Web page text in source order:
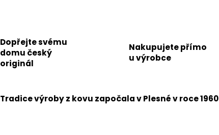
Dopřejte svému
domu český
originál
Nakupujete přímo
u výrobce
Tradice výroby z kovu započala v Plesné v roce 1960